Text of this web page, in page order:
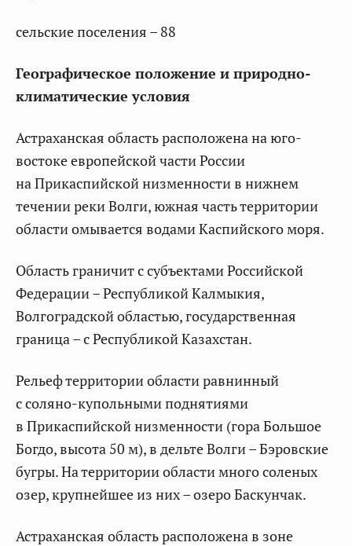
сельские поселения – 88
Географическое положение и природно-
климатические условия
Астраханская область расположена на юго-
востоке европейской части России
на Прикаспийской низменности в нижнем
течении реки Волги, южная часть территории
области омывается водами Каспийского моря.
Область граничит с субъектами Российской
Федерации – Республикой Калмыкия,
Волгоградской областью, государственная
граница – с Республикой Казахстан.
Рельеф территории области равнинный
с соляно-купольными поднятиями
в Прикаспийской низменности (гора Большое
Богдо, высота 50 м), в дельте Волги – Бэровские
бугры. На территории области много соленых
озер, крупнейшее из них – озеро Баскунчак.
Астраханская область расположена в зоне